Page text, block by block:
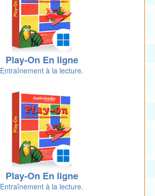
Play-On En ligne
Entraînement à la lecture.
Play-On En ligne
Entraînement à la lecture.